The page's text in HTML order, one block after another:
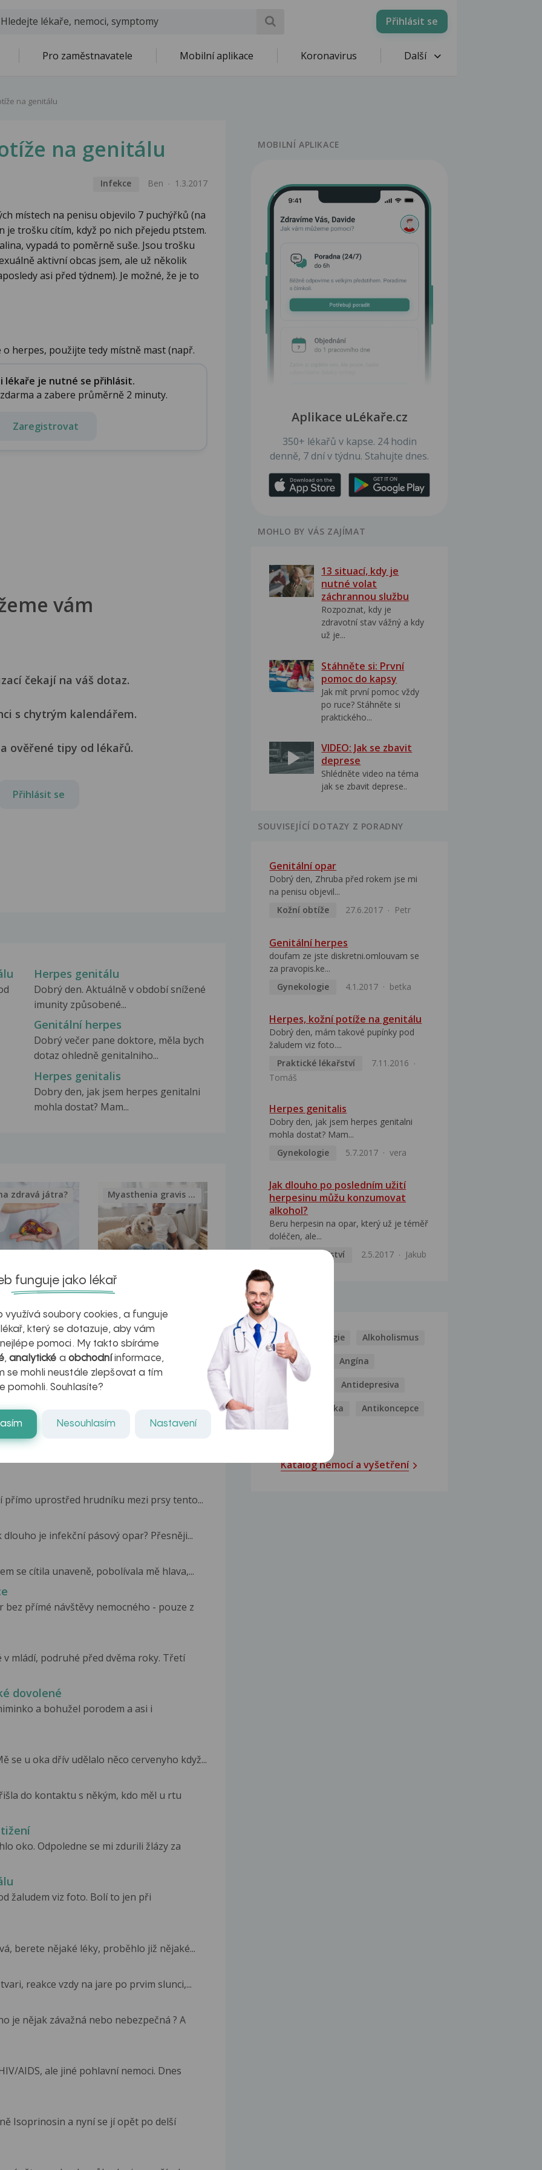
Přihlásit se
Pro zaměstnavatele Mobilní aplikace Koronavirus Další
na genitálu
na genitálu
Infekce Ben 1.3.2017
místech na penisu objevilo 7 puchýřků (na
je trošku cítím, když po nich přejedu ptstem.
vypadá to poměrně suše. Jsou trošku
aktivní obcas jsem, ale už několik
asi před týdnem). Je možné, že je to
herpes, použijte tedy místně mast (např.
lékaře je nutné se přihlásit.
a zabere průměrně 2 minuty.
Zaregistrovat
vám
čekají na váš dotaz.
s chytrým kalendářem.
ověřené tipy od lékařů.
Přihlásit se
Herpes genitálu
Dobrý den. Aktuálně v období snížené
imunity způsobené...
Genitální herpes
Dobrý večer pane doktore, měla bych
dotaz ohledně genitalniho...
Herpes genitalis
Dobry den, jak jsem herpes genitalni
mohla dostat? Mam...
zdravá játra?
Inovativní
myastenie –
naděje pro ty,
kteří ji...
Myasthenia gravis – vše, co...
přímo uprostřed hrudníku mezi prsy tento...
je infekční pásový opar? Přesněji...
se cítila unaveně, pobolívala mě hlava,...
bez přímé návštěvy nemocného - pouze z
mládí, podruhé před dvěma roky. Třetí
dovolené
a bohužel porodem a asi i
se u oka dřív udělalo něco cervenyho když...
do kontaktu s někým, kdo měl u rtu
oko. Odpoledne se mi zdurili žlázy za
žaludem viz foto. Bolí to jen při
berete nějaké léky, proběhlo již nějaké...
reakce vzdy na jare po prvim slunci,...
je nějak závažná nebo nebezpečná ? A
AIDS, ale jiné pohlavní nemoci. Dnes
Isoprinosin a nyní se jí opět po delší
MOBILNÍ APLIKACE
Aplikace uLékaře.cz
350+ lékařů v kapse. 24 hodin
denně, 7 dní v týdnu. Stahujte dnes.
MOHLO BY VÁS ZAJÍMAT
13 situací, kdy je
nutné volat
záchrannou službu
Rozpoznat, kdy je
zdravotní stav vážný a kdy
už je...
Stáhněte si: První
pomoc do kapsy
Jak mít první pomoc vždy
po ruce? Stáhněte si
praktického...
VIDEO: Jak se zbavit
deprese
Shlédněte video na téma
jak se zbavit deprese..
SOUVISEJÍCÍ DOTAZY Z PORADNY
Genitální opar
Dobrý den, Zhruba před rokem jse mi
na penisu objevil...
Kožní obtíže
27.6.2017 Petr
Genitální herpes
doufam ze jste diskretni.omlouvam se
za pravopis.ke...
Gynekologie
4.1.2017 betka
Herpes, kožní potíže na genitálu
Dobrý den, mám takové pupínky pod
žaludem viz foto....
Praktické lékařství
7.11.2016
Tomáš
Herpes genitalis
Dobry den, jak jsem herpes genitalni
mohla dostat? Mam...
Gynekologie
5.7.2017 vera
Jak dlouho po posledním užití
herpesinu můžu konzumovat
alkohol?
Beru herpesin na opar, který už je téměř
doléčen, ale...
Vnitřní lékařství
2.5.2017 Jakub
NEMOCI
Kašel Alergie Alkoholismus
Analgetika Angína
Antibiotika Antidepresiva
Antihistaminika Antikoncepce
Antivirotika
Katalog nemocí a vyšetření
funguje jako lékař
využívá soubory cookies, a funguje
který se dotazuje, aby vám
pomoci. My takto sbíráme
,analytické a obchodníinformace,
se mohli neustále zlepšovat a tím
pomohli. Souhlasíte?
Nesouhlasím Nastavení